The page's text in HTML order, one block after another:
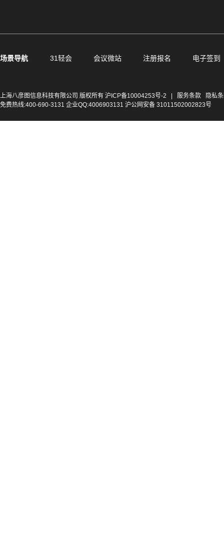
场景导航 31轻会 会议微站 注册报名 电子签到
上海八彦图信息科技有限公司 版权所有 沪ICP备10004253号-2 服务条款
隐私
免费热线:400-690-3131 企业QQ:4006903131 沪公网安备 31011502002823号